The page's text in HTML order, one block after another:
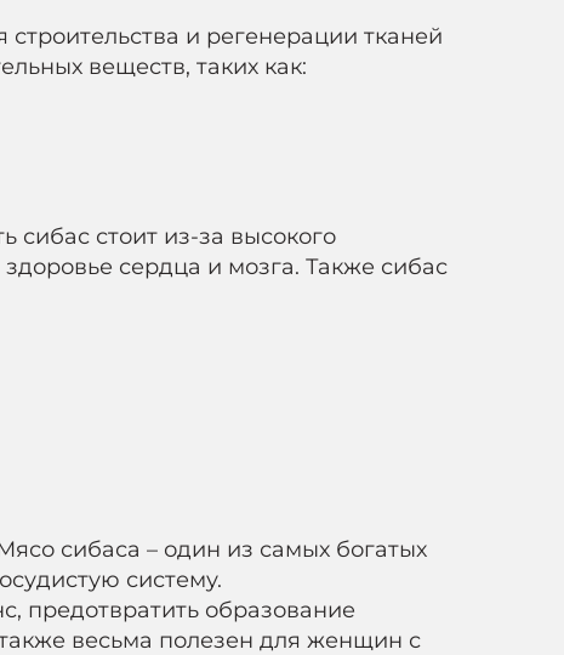
и регенерации тканей
веществ, таких как:
стоит из-за высокого
сердца и мозга. Также сибас
сибаса – один из самых богатых
систему.
предотвратить образование
весьма полезен для женщин с